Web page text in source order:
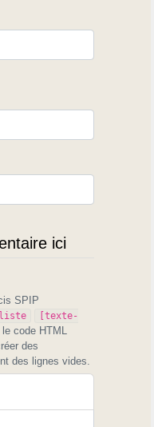
ici
SPIP
[texte-
code HTML
des
des lignes vides.